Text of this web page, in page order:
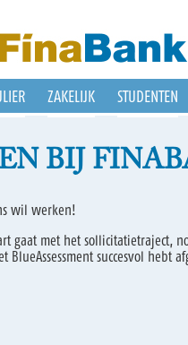
ZAKELIJK STUDENTEN
BIJ
wil werken!
gaat met het sollicitatietraject,
BlueAssessment succesvol hebt